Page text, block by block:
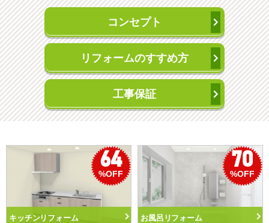
コンセプト
リフォームのすすめ方
工事保証
70
%OFF
ォーム
50
%OFF
トイレリフォーム 洗面化粧